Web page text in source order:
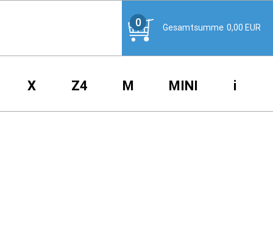
0 Gesamtsumme 0,00 EUR
X Z4 M MINI i